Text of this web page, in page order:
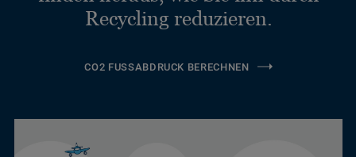
Recycling reduzieren.
CO2 FUSSABDRUCK BERECHNEN